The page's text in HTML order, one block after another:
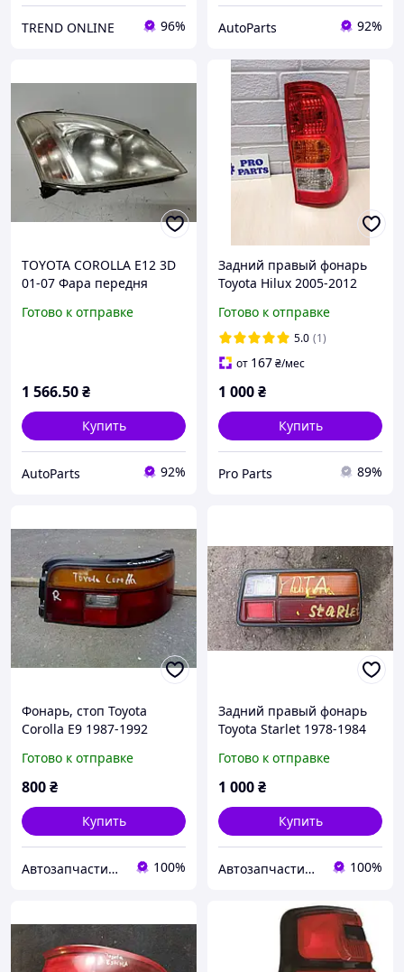
TREND ONLINE 96% AutoParts 92%
TOYOTA COROLLA E12 3D
01-07 Фара передня
Готово к отправке
1 566.50₴
Купить
AutoParts 92%
Задний правый фонарь
Toyota Hilux 2005-2012
сигнал Тойота Хайлюкс
81560-0K010
Готово к отправке
5.0 (1)
от 167₴/мес
1 000₴
Купить
Pro Parts 89%
Фонарь, стоп Toyota
Corolla E9 1987-1992
е9
Готово к отправке
800₴
Купить
Автозапчастини м. Суми 100%
Задний правый фонарь
Toyota Starlet 1978-1984
Готово к отправке
1 000₴
Купить
Автозапчастини м. Суми 100%